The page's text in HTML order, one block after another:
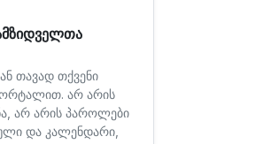
თავად თქვენი
არ არის
არ არის პაროლები
და კალენდარი,